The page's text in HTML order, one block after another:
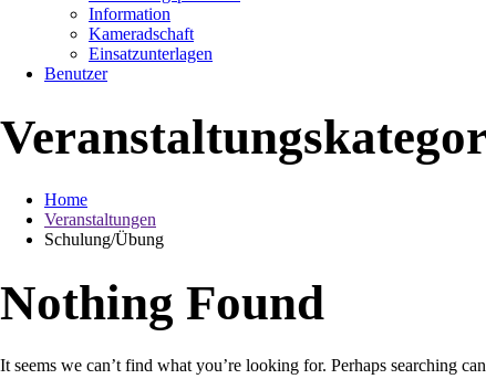
Information
Kameradschaft
Einsatzunterlagen
Benutzer
Home
Veranstaltungen
Schulung/Übung
Nothing Found
It seems we can’t find what you’re looking for. Perhaps searching